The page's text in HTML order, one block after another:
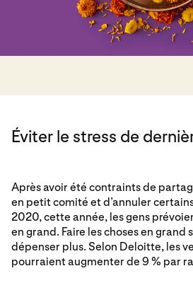
Éviter le stress de
Après avoir été contraints de
en petit comité et d’annuler
2020, cette année, les gens
en grand. Faire les choses en
dépenser plus. Selon Deloitte, les
pourraient augmenter de 9 % par